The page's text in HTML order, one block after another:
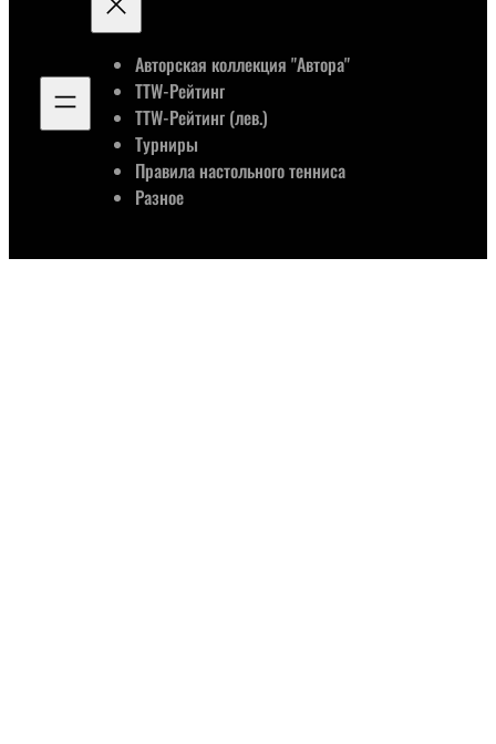
Авторская коллекция "Автора"
TTW-Рейтинг
TTW-Рейтинг (лев.)
Турниры
Правила настольного тенниса
Разное